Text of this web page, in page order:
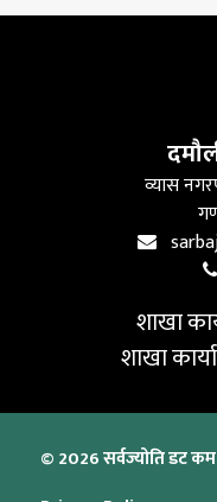
व्यास
शाखा
शाखा
© 2026 सर्वज्योति डट कम